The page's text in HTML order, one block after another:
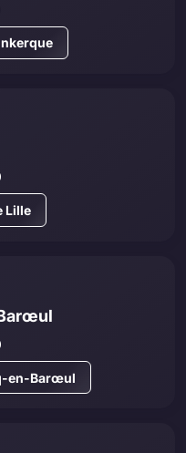
Lille
en-Barœul